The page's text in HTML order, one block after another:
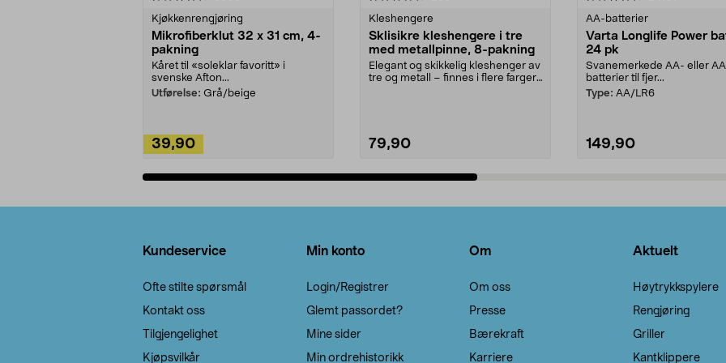
Kjøkkenrengjøring
Mikrofiberklut 32 x 31 cm, 4-
pakning
Kåret til «soleklar favoritt» i
svenske Afton...
Utførelse: Grå/beige
39,90
Kleshengere
Sklisikre kleshengere i tre
med metallpinne, 8-pakning
Elegant og skikkelig kleshenger av
tre og metall – finnes i flere farger.
79,90
AA-batterier
Varta Longlife Power
24 pk
Svanemerkede AA- eller
batterier til fjer...
Type: AA/LR6
149,90
Kundeservice
Ofte stilte spørsmål
Kontakt oss
Tilgjengelighet
Kjøpsvilkår
Min konto
Login/Registrer
Glemt passordet?
Mine sider
Min ordrehistorikk
Om
Om oss
Presse
Bærekraft
Karriere
Aktuelt
Høytrykkspylere
Rengjøring
Griller
Kantklippere